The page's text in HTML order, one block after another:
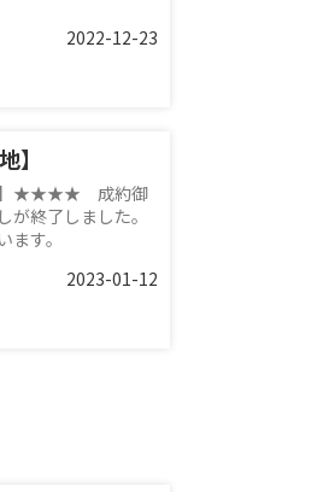
2022-12-23
】★★★★ 成約御
終了しました。
す。
2023-01-12